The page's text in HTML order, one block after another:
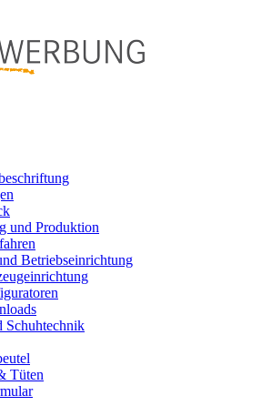
und Produktion
Betriebseinrichtung
Schuhtechnik
Tüten